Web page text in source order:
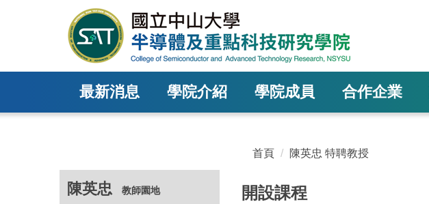
最新消息 學院介紹 學院成員 合作企業
陳英忠 教師園地
首頁 陳英忠 特聘教授
開設課程